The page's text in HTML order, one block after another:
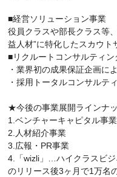
■経営ソリューション事業
役員クラスや部長クラス等
益人材”に特化したスカウト
■リクルートコンサルティン
・業界初の成果保証企画に
・採用トータルコンサルテ
★今後の事業展開ラインナ
1.ベンチャーキャピタル事業
2.人材紹介事業
3.広報・PR事業
4.「wizli」…ハイクラスビジ
のリリース後3ヶ月で1万名